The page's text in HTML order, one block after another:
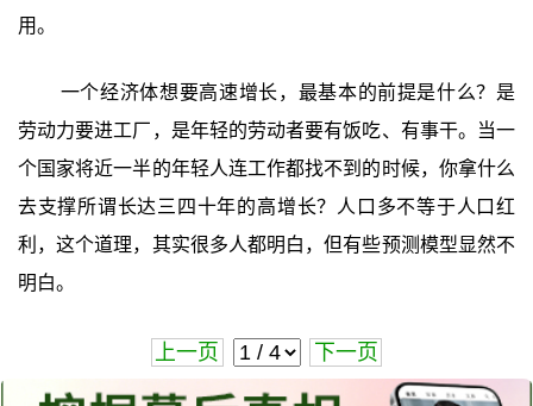
用。
一个经济体想要高速增长，最基本的前提是什么？是
劳动力要进工厂，是年轻的劳动者要有饭吃、有事干。当一
个国家将近一半的年轻人连工作都找不到的时候，你拿什么
去支撑所谓长达三四十年的高增长？人口多不等于人口红
利，这个道理，其实很多人都明白，但有些预测模型显然不
明白。
上一页 下一页